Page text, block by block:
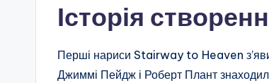
Історія
Перші нариси Stairway to Heaven
Джиммі Пейдж і Роберт Плант